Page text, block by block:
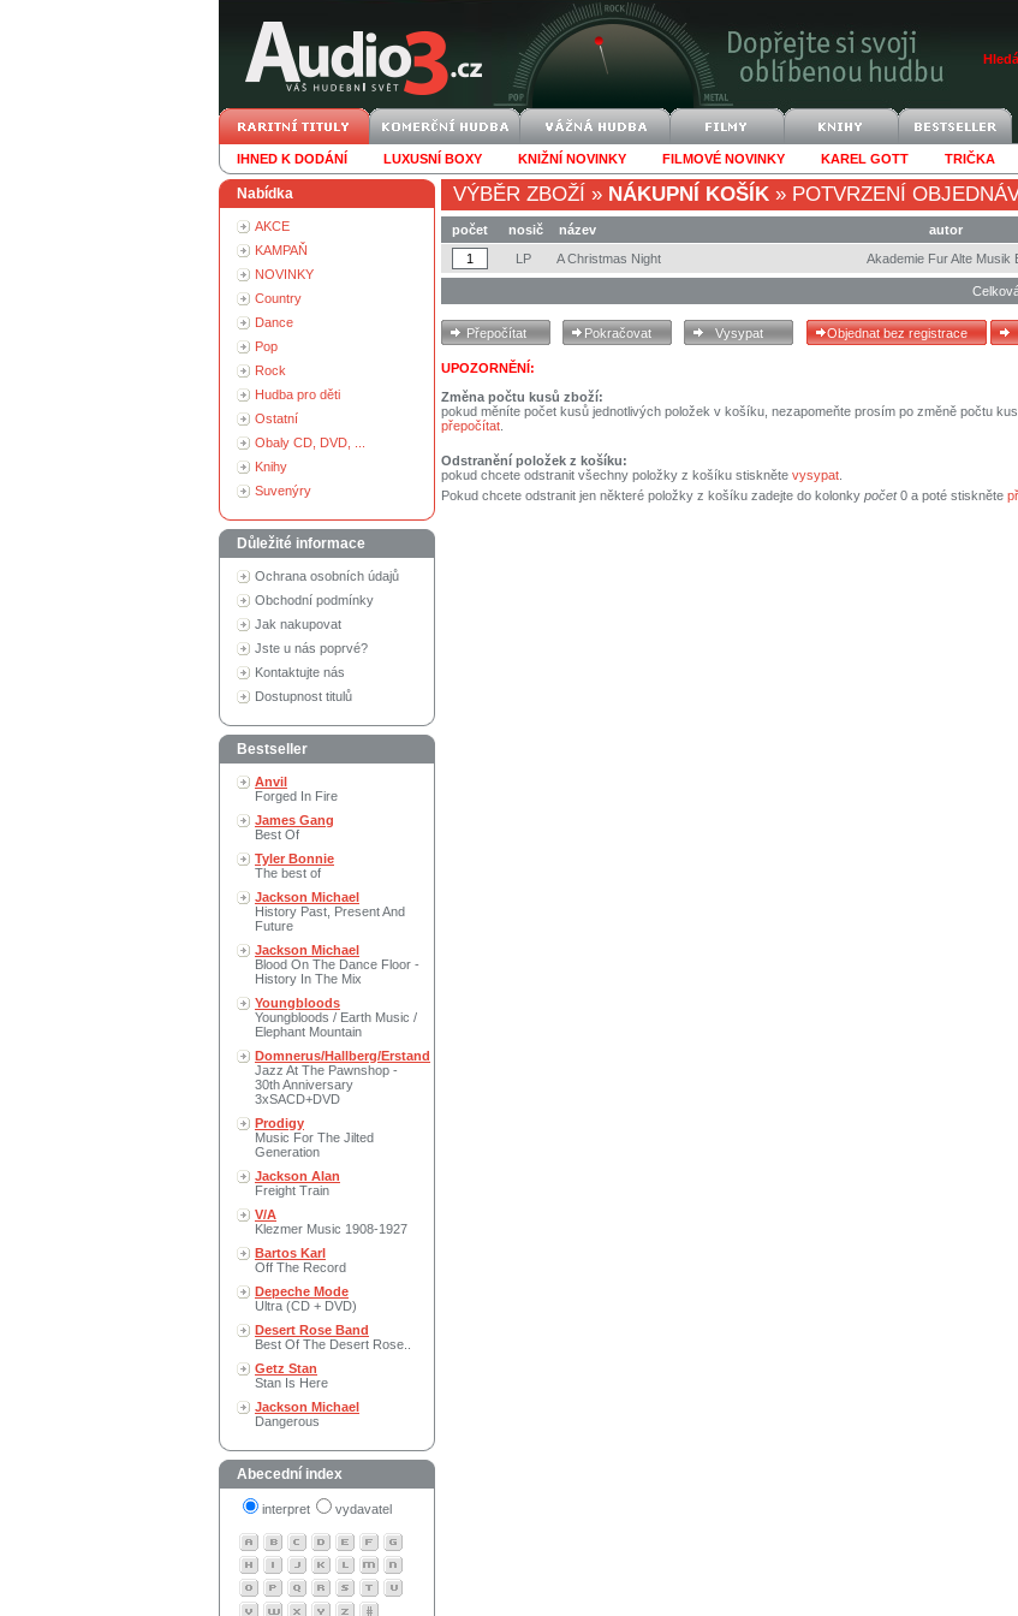
IHNED K DODÁNÍ LUXUSNÍ BOXY KNIŽNÍ NOVINKY FILMOVÉ NOVINKY KAREL GOTT TRIČKA
Nabídka
AKCE
KAMPAŇ
NOVINKY
Country
Dance
Pop
Rock
Hudba pro děti
Ostatní
Obaly CD, DVD, ...
Knihy
Suvenýry
Důležité informace
Ochrana osobních údajů
Obchodní podmínky
Jak nakupovat
Jste u nás poprvé?
Kontaktujte nás
Dostupnost titulů
Bestseller
Anvil
Forged In Fire
James Gang
Best Of
Tyler Bonnie
The best of
Jackson Michael
History Past, Present And
Future
Jackson Michael
Blood On The Dance Floor -
History In The Mix
Youngbloods
Youngbloods / Earth Music /
Elephant Mountain
Domnerus/Hallberg/Erstand
Jazz At The Pawnshop -
30th Anniversary
3xSACD+DVD
Prodigy
Music For The Jilted
Generation
Jackson Alan
Freight Train
V/A
Klezmer Music 1908-1927
Bartos Karl
Off The Record
Depeche Mode
Ultra (CD + DVD)
Desert Rose Band
Best Of The Desert Rose..
Getz Stan
Stan Is Here
Jackson Michael
Dangerous
Abecední index
interpret vydavatel
VÝBĚR ZBOŽÍ » NÁKUPNÍ KOŠÍK » POTVRZENÍ
počet nosič název autor
LP
A Christmas Night Akademie Fur Alte Musik
UPOZORNĚNÍ:
Změna počtu kusů zboží:
pokud měníte počet kusů jednotlivých položek v košíku, nezapomeňte prosím po změně počtu
přepočítat
Odstranění položek z košíku:
pokud chcete odstranit všechny položky z košíku stiskněte vysypat
Pokud chcete odstranit jen některé položky z košíku zadejte do kolonky počet0 a poté stiskněte